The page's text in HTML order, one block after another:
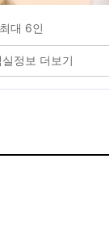
대 6인
실정보 더보기